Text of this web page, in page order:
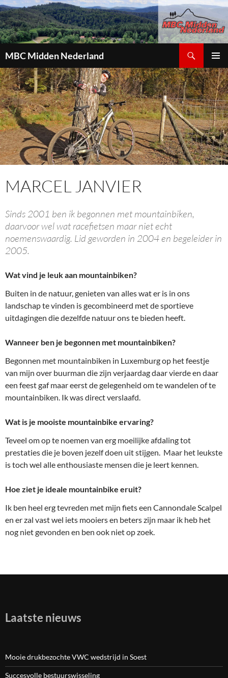
MBC Midden Nederland
MENU
NAAR
DE
INHOUD
MARCEL JANVIER
Sinds 2001 ben ik begonnen met mountainbiken,
daarvoor wel wat racefietsen maar niet echt
noemenswaardig. Lid geworden in 2004 en begeleider in
2005.
Wat vind je leuk aan mountainbiken?
Buiten in de natuur, genieten van alles wat er is in ons
landschap te vinden is gecombineerd met de sportieve
uitdagingen die dezelfde natuur ons te bieden heeft.
Wanneer ben je begonnen met mountainbiken?
Begonnen met mountainbiken in Luxemburg op het feestje
van mijn over buurman die zijn verjaardag daar vierde en daar
een feest gaf maar eerst de gelegenheid om te wandelen of te
mountainbiken. Ik was direct verslaafd.
Wat is je mooiste mountainbike ervaring?
Teveel om op te noemen van erg moeilijke afdaling tot
prestaties die je boven jezelf doen uit stijgen. Maar het leukste
is toch wel alle enthousiaste mensen die je leert kennen.
Hoe ziet je ideale mountainbike eruit?
Ik ben heel erg tevreden met mijn fiets een Cannondale Scalpel
en er zal vast wel iets mooiers en beters zijn maar ik heb het
nog niet gevonden en ben ook niet op zoek.
Laatste nieuws
Mooie drukbezochte VWC wedstrijd in Soest
Succesvolle bestuurswisseling